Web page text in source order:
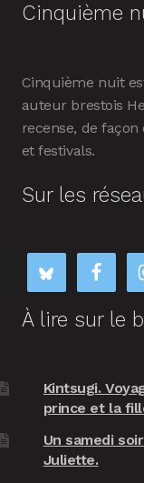
Cinquième
Cinquième nuit
auteur brestois
recense, de façon
et festivals.
Sur les
À lire sur le
Kintsugi.
prince et la
Un samedi
Juliette.